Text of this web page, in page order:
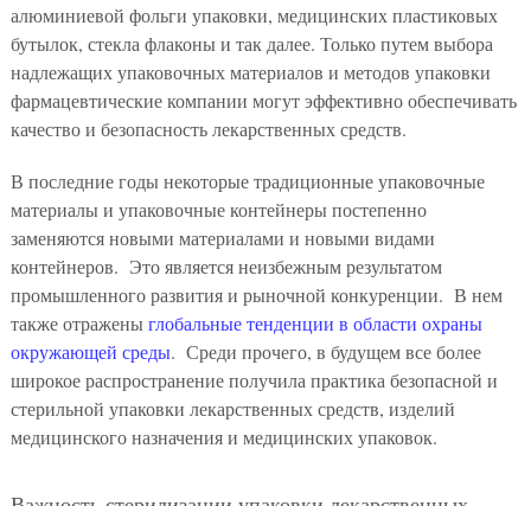
алюминиевой фольги упаковки, медицинских пластиковых
бутылок, стекла флаконы и так далее. Только путем выбора
надлежащих упаковочных материалов и методов упаковки
фармацевтические компании могут эффективно обеспечивать
качество и безопасность лекарственных средств.
В последние годы некоторые традиционные упаковочные
материалы и упаковочные контейнеры постепенно
заменяются новыми материалами и новыми видами
контейнеров. Это является неизбежным результатом
промышленного развития и рыночной конкуренции. В нем
также отраженыглобальные тенденции в области охраны
окружающей среды. Среди прочего, в будущем все более
широкое распространение получила практика безопасной и
стерильной упаковки лекарственных средств, изделий
медицинского назначения и медицинских упаковок.